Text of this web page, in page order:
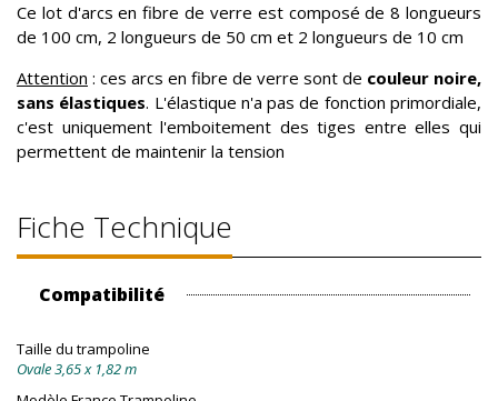
Ce lot d'arcs en fibre de verre est composé de 8 longueurs
de 100 cm, 2 longueurs de 50 cm et 2 longueurs de 10 cm
Attention : ces arcs en fibre de verre sont de couleur noire,
sans élastiques. L'élastique n'a pas de fonction primordiale,
c'est uniquement l'emboitement des tiges entre elles qui
permettent de maintenir la tension
Fiche Technique
Compatibilité
Taille du trampoline
Ovale 3,65 x 1,82 m